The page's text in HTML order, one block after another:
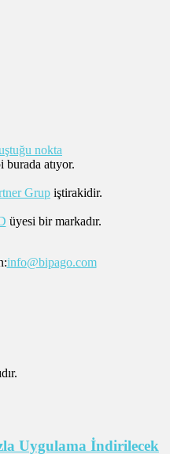
atıyor.
iştirakidir.
üyesi bir markadır.
info@bipago.com
Uygulama İndirilecek